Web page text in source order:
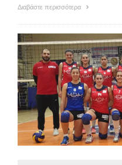
Διαβάστε περισσότερα